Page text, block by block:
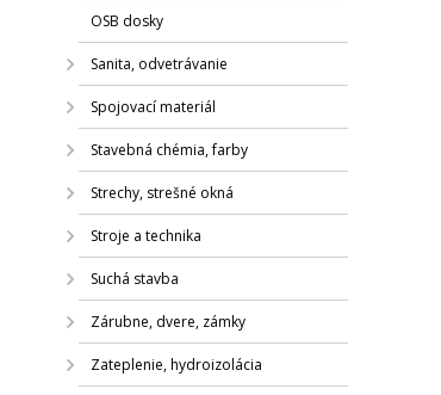
OSB dosky
Sanita, odvetrávanie
Spojovací materiál
Stavebná chémia, farby
Strechy, strešné okná
Stroje a technika
Suchá stavba
Zárubne, dvere, zámky
Zateplenie, hydroizolácia